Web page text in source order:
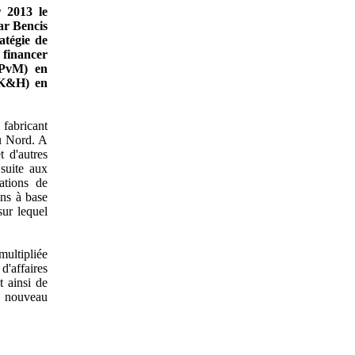
2013 le
Bencis
de
en
en
Nord. A
d'autres
aux
de
à base
lequel
ainsi de